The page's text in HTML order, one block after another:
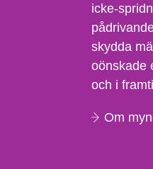
icke-
skydda
oönskade
och i
Om